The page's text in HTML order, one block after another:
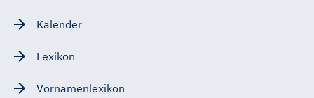
Kalender
Lexikon
Vornamenlexikon